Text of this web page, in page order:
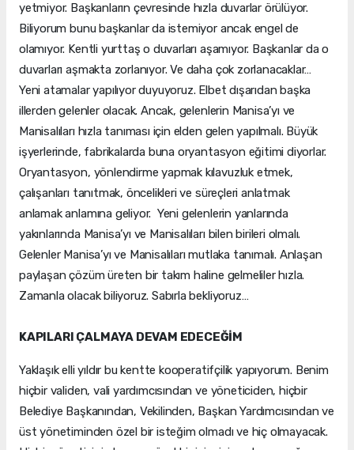
yetmiyor. Başkanların çevresinde hızla duvarlar örülüyor.
Biliyorum bunu başkanlar da istemiyor ancak engel de
olamıyor. Kentli yurttaş o duvarları aşamıyor. Başkanlar da o
duvarları aşmakta zorlanıyor. Ve daha çok zorlanacaklar…
Yeni atamalar yapılıyor duyuyoruz. Elbet dışarıdan başka
illerden gelenler olacak. Ancak, gelenlerin Manisa’yı ve
Manisalıları hızla tanıması için elden gelen yapılmalı. Büyük
işyerlerinde, fabrikalarda buna oryantasyon eğitimi diyorlar.
Oryantasyon, yönlendirme yapmak kılavuzluk etmek,
çalışanları tanıtmak, öncelikleri ve süreçleri anlatmak
anlamak anlamına geliyor. Yeni gelenlerin yanlarında
yakınlarında Manisa’yı ve Manisalıları bilen birileri olmalı.
Gelenler Manisa’yı ve Manisalıları mutlaka tanımalı. Anlaşan
paylaşan çözüm üreten bir takım haline gelmeliler hızla.
Zamanla olacak biliyoruz. Sabırla bekliyoruz…
KAPILARI ÇALMAYA DEVAM EDECEĞİM
Yaklaşık elli yıldır bu kentte kooperatifçilik yapıyorum. Benim
hiçbir validen, vali yardımcısından ve yöneticiden, hiçbir
Belediye Başkanından, Vekilinden, Başkan Yardımcısından ve
üst yönetiminden özel bir isteğim olmadı ve hiç olmayacak.